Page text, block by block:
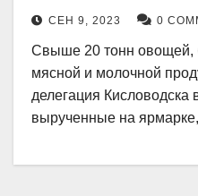
СЕН 9, 2023 0
Свыше 20 тонн овощей,
мясной и молочной
делегация Кисловодска
вырученные на